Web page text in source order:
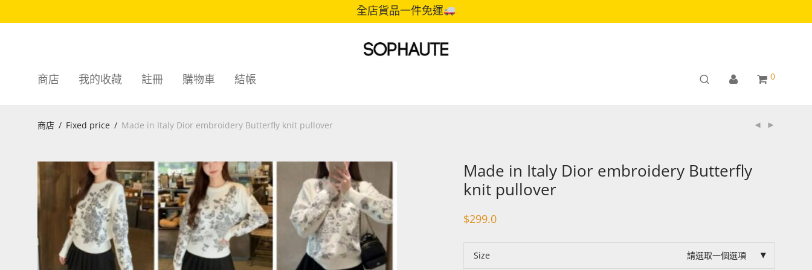
全店貨品一件免運
商店 我的收藏 註冊 購物車 結帳 0
商店 / Fixed price / Made in Italy Dior embroidery Butterfly knit pullover
Made in Italy Dior embroidery Butterfly
knit pullover
$299.0
Size 請選取一個選項